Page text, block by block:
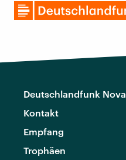
Deutschlandfunk Nova
Kontakt
Empfang
Trophäen